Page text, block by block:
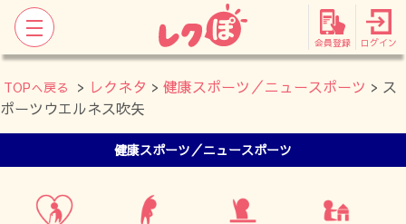
会員登録 ログイン
TOPへ戻る > レクネタ > 健康スポーツ／ニュースポーツ > ス
ポーツウエルネス吹矢
健康スポーツ／ニュースポーツ